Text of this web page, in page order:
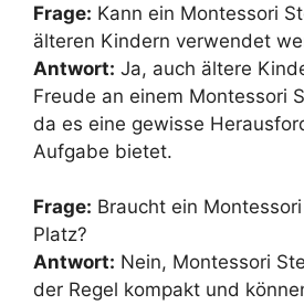
Frage: Kann ein Montessori
älteren Kindern verwendet
Antwort: Ja, auch ältere
Freude an einem Montessori
da es eine gewisse
Aufgabe bietet.
Frage: Braucht ein
Platz?
Antwort: Nein, Montessori
der Regel kompakt und